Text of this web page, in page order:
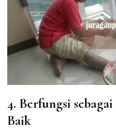
4. Berfungsi
Baik